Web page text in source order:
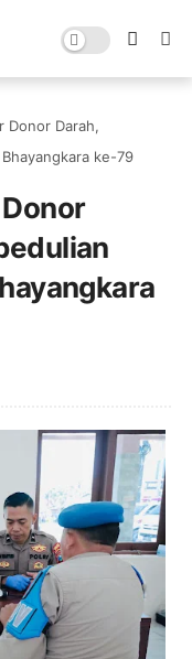
Donor Darah,
ke-79